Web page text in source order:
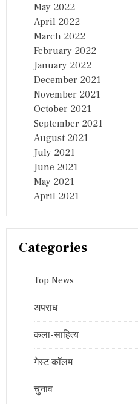
May 2022
April 2022
March 2022
February 2022
January 2022
December 2021
November 2021
October 2021
September 2021
August 2021
July 2021
June 2021
May 2021
April 2021
Categories
Top News
अपराध
कला-साहित्य
गेस्ट कॉलम
चुनाव